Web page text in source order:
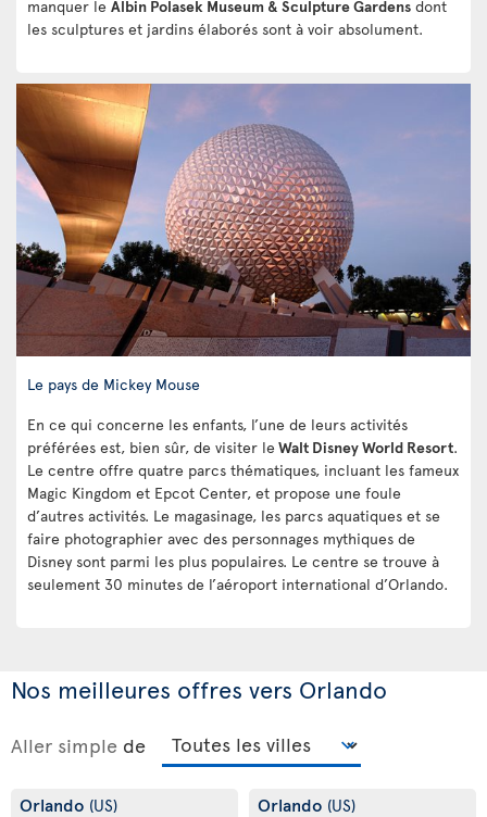
manquer le Albin Polasek Museum & Sculpture Gardens dont
les sculptures et jardins élaborés sont à voir absolument.
Le pays de Mickey Mouse
En ce qui concerne les enfants, l’une de leurs activités
préférées est, bien sûr, de visiter leWalt Disney World Resort.
Le centre offre quatre parcs thématiques, incluant les fameux
Magic Kingdom et Epcot Center, et propose une foule
d’autres activités. Le magasinage, les parcs aquatiques et se
faire photographier avec des personnages mythiques de
Disney sont parmi les plus populaires. Le centre se trouve à
seulement 30 minutes de l’aéroport international d’Orlando.
Nos meilleures offres vers Orlando
Aller simple de
Orlando (US) Orlando (US)